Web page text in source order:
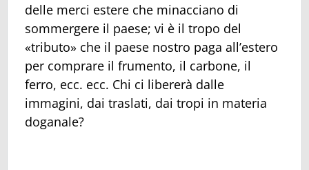
delle merci estere che minacciano di
sommergere il paese; vi è il tropo del
«tributo» che il paese nostro paga all’estero
per comprare il frumento, il carbone, il
ferro, ecc. ecc. Chi ci libererà dalle
immagini, dai traslati, dai tropi in materia
doganale?